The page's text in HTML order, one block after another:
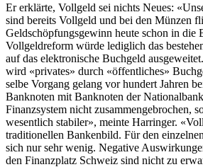
Er erklärte, Vollgeld sei nichts Neues:
sind bereits Vollgeld und bei den Münzen
Geldschöpfungsgewinn heute schon in die
Vollgeldreform würde lediglich das
auf das elektronische Buchgeld
wird «privates» durch «öffentliches»
selbe Vorgang gelang vor hundert Jahren
Banknoten mit Banknoten der
Finanzsystem nicht zusammengebrochen,
wesentlich stabiler», meinte Harringer.
traditionellen Bankenbild. Für den
sich nur sehr wenig. Negative
den Finanzplatz Schweiz sind nicht zu